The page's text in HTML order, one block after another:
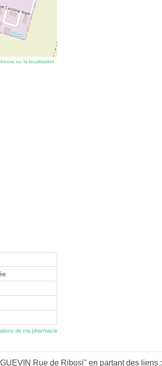
ou la localisation
de ma pharmacie
Rue de Ribosi" en partant des liens :